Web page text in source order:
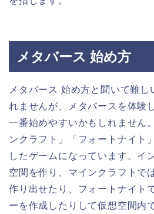
メタバース 始め方
メタバース 始め方と聞いて難し
れませんが、メタバースを体験
一番始めやすいかもしれません。
ンクラフト」「フォートナイト
したゲームになっています。イ
空間を作り、マインクラフトで
作り出せたり、フォートナイト
ーを作成したりして仮想空間内